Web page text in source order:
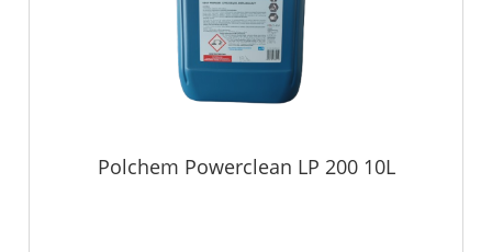
Polchem Powerclean LP 200 10L